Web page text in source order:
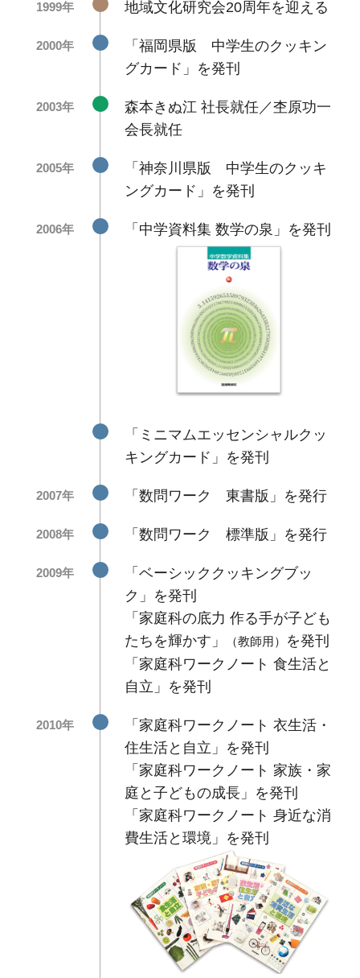
1999年 地域文化研究会20周年を迎える
2000年
「福岡県版 中学生のクッキン
グカード」を発刊
2003年
森本きぬ江 社長就任／杢原功一
会長就任
2005年
「神奈川県版 中学生のクッキ
ングカード」を発刊
2006年 「中学資料集 数学の泉」を発刊
「ミニマムエッセンシャルクッ
キングカード」を発刊
2007年 「数問ワーク 東書版」を発行
2008年 「数問ワーク 標準版」を発行
2009年
「ベーシッククッキングブッ
ク」を発刊
「家庭科の底力 作る手が子ども
たちを輝かす」
（教師用） を発刊
「家庭科ワークノート 食生活と
自立」を発刊
2010年
「家庭科ワークノート 衣生活・
住生活と自立」を発刊
「家庭科ワークノート 家族・家
庭と子どもの成長」を発刊
「家庭科ワークノート 身近な消
費生活と環境」を発刊